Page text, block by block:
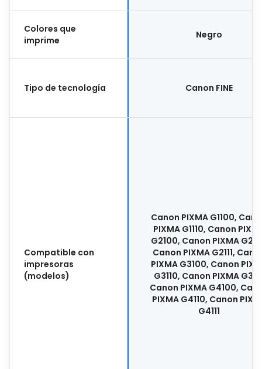
Colores que
imprime
Negro
Tipo de tecnología Canon FINE
Compatible con
impresoras
(modelos)
Canon PIXMA G1100,
PIXMA G1110, Canon
G2100, Canon PIXMA
Canon PIXMA G2111,
PIXMA G3100, Canon
G3110, Canon PIXMA
Canon PIXMA G4100,
PIXMA G4110, Canon
G4111